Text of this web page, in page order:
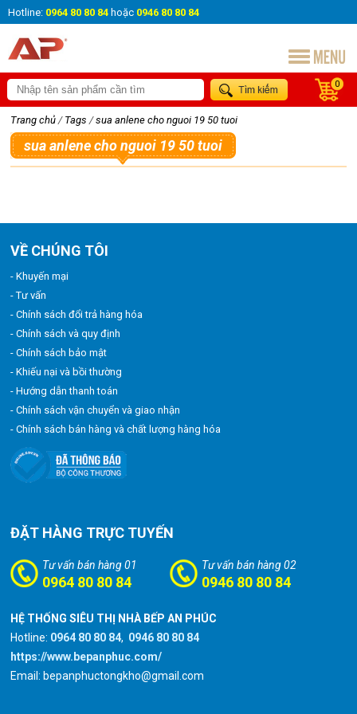
Hotline: 0964 80 80 84 hoặc 0946 80 80 84
0
Trang chủ / Tags / sua anlene cho nguoi 19 50 tuoi
sua anlene cho nguoi 19 50 tuoi
VỀ CHÚNG TÔI
- Khuyến mại
- Tư vấn
- Chính sách đổi trả hàng hóa
- Chính sách và quy định
- Chính sách bảo mật
- Khiếu nại và bồi thường
- Hướng dẫn thanh toán
- Chính sách vận chuyển và giao nhận
- Chính sách bán hàng và chất lượng hàng hóa
ĐẶT HÀNG TRỰC TUYẾN
Tư vấn bán hàng 01
0964 80 80 84
Tư vấn bán hàng 02
0946 80 80 84
HỆ THỐNG SIÊU THỊ NHÀ BẾP AN PHÚC
Hotline: 0964 80 80 84, 0946 80 80 84
https://www.bepanphuc.com/
Email: bepanphuctongkho@gmail.com